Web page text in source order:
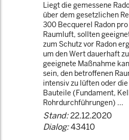
Liegt die gemessene
über dem gesetzlichen
300 Becquerel Radon
Raumluft, sollten
zum Schutz vor Radon
um den Wert dauerhaft
geeignete Maßnahme
sein, den betroffenen
intensiv zu lüften oder
Bauteile (Fundament,
Rohrdurchführungen) ...
Stand:22.12.2020
Dialog:43410